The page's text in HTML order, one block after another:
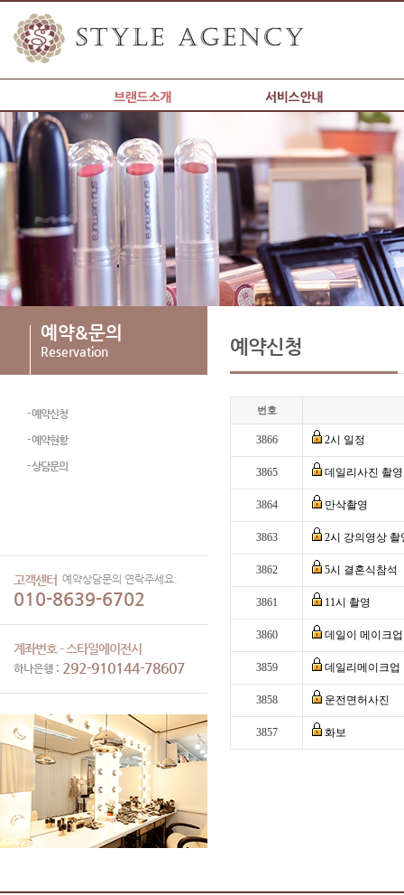
예약&문의
예약&문의
Reservation
- 예약신청
- 예약현황
- 상담문의
고객센터 예약상담문의 연락주세요.
010-8639-6702
계좌번호 - 스타일에이전시
하나은행 : 292-910144-78607
예약신청
번호
3866 2시 일정
3865 데일리사진 촬영
3864 만삭촬영
3863 2시 강의영상 촬
3862 5시 결혼식참석
3861 11시 촬영
3860 데일이 메이크업
3859 데일리메이크업
3858 운전면허사진
3857 화보